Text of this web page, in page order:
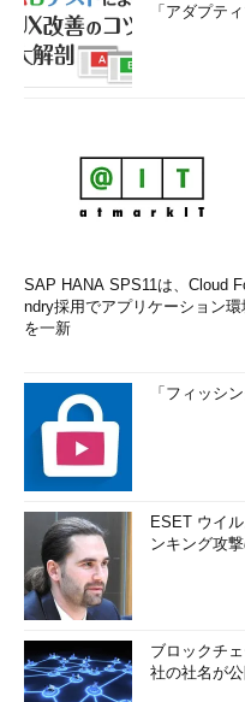
「アダプテ
SAP HANA SPS11は、Cloud
ndry採用でアプリケーション環
を一新
「フィッシ
ESET ウイ
ンキング攻
ブロックチ
社の社名が